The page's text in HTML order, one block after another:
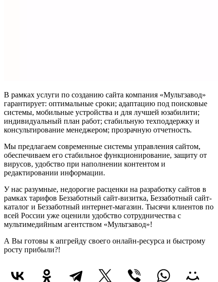
В рамках услуги по созданию сайта компания «Мультзавод»
гарантирует: оптимальные сроки; адаптацию под поисковые
системы, мобильные устройства и для лучшей юзабилити;
индивидуальный план работ; стабильную техподдержку и
консультирование менеджером; прозрачную отчетность.
Мы предлагаем современные системы управления сайтом,
обеспечиваем его стабильное функционирование, защиту от
вирусов, удобство при наполнении контентом и
редактировании информации.
У нас разумные, недорогие расценки на разработку сайтов в
рамках тарифов Беззаботный сайт-визитка, Беззаботный сайт-
каталог и Беззаботный интернет-магазин. Тысячи клиентов по
всей России уже оценили удобство сотрудничества с
мультимедийным агентством «Мультзавод»!
А Вы готовы к апгрейду своего онлайн-ресурса и быстрому
росту прибыли?!